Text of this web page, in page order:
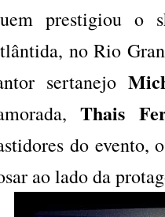
prestigiou o
no Rio
sertanejo
Thais
do evento,
ao lado da